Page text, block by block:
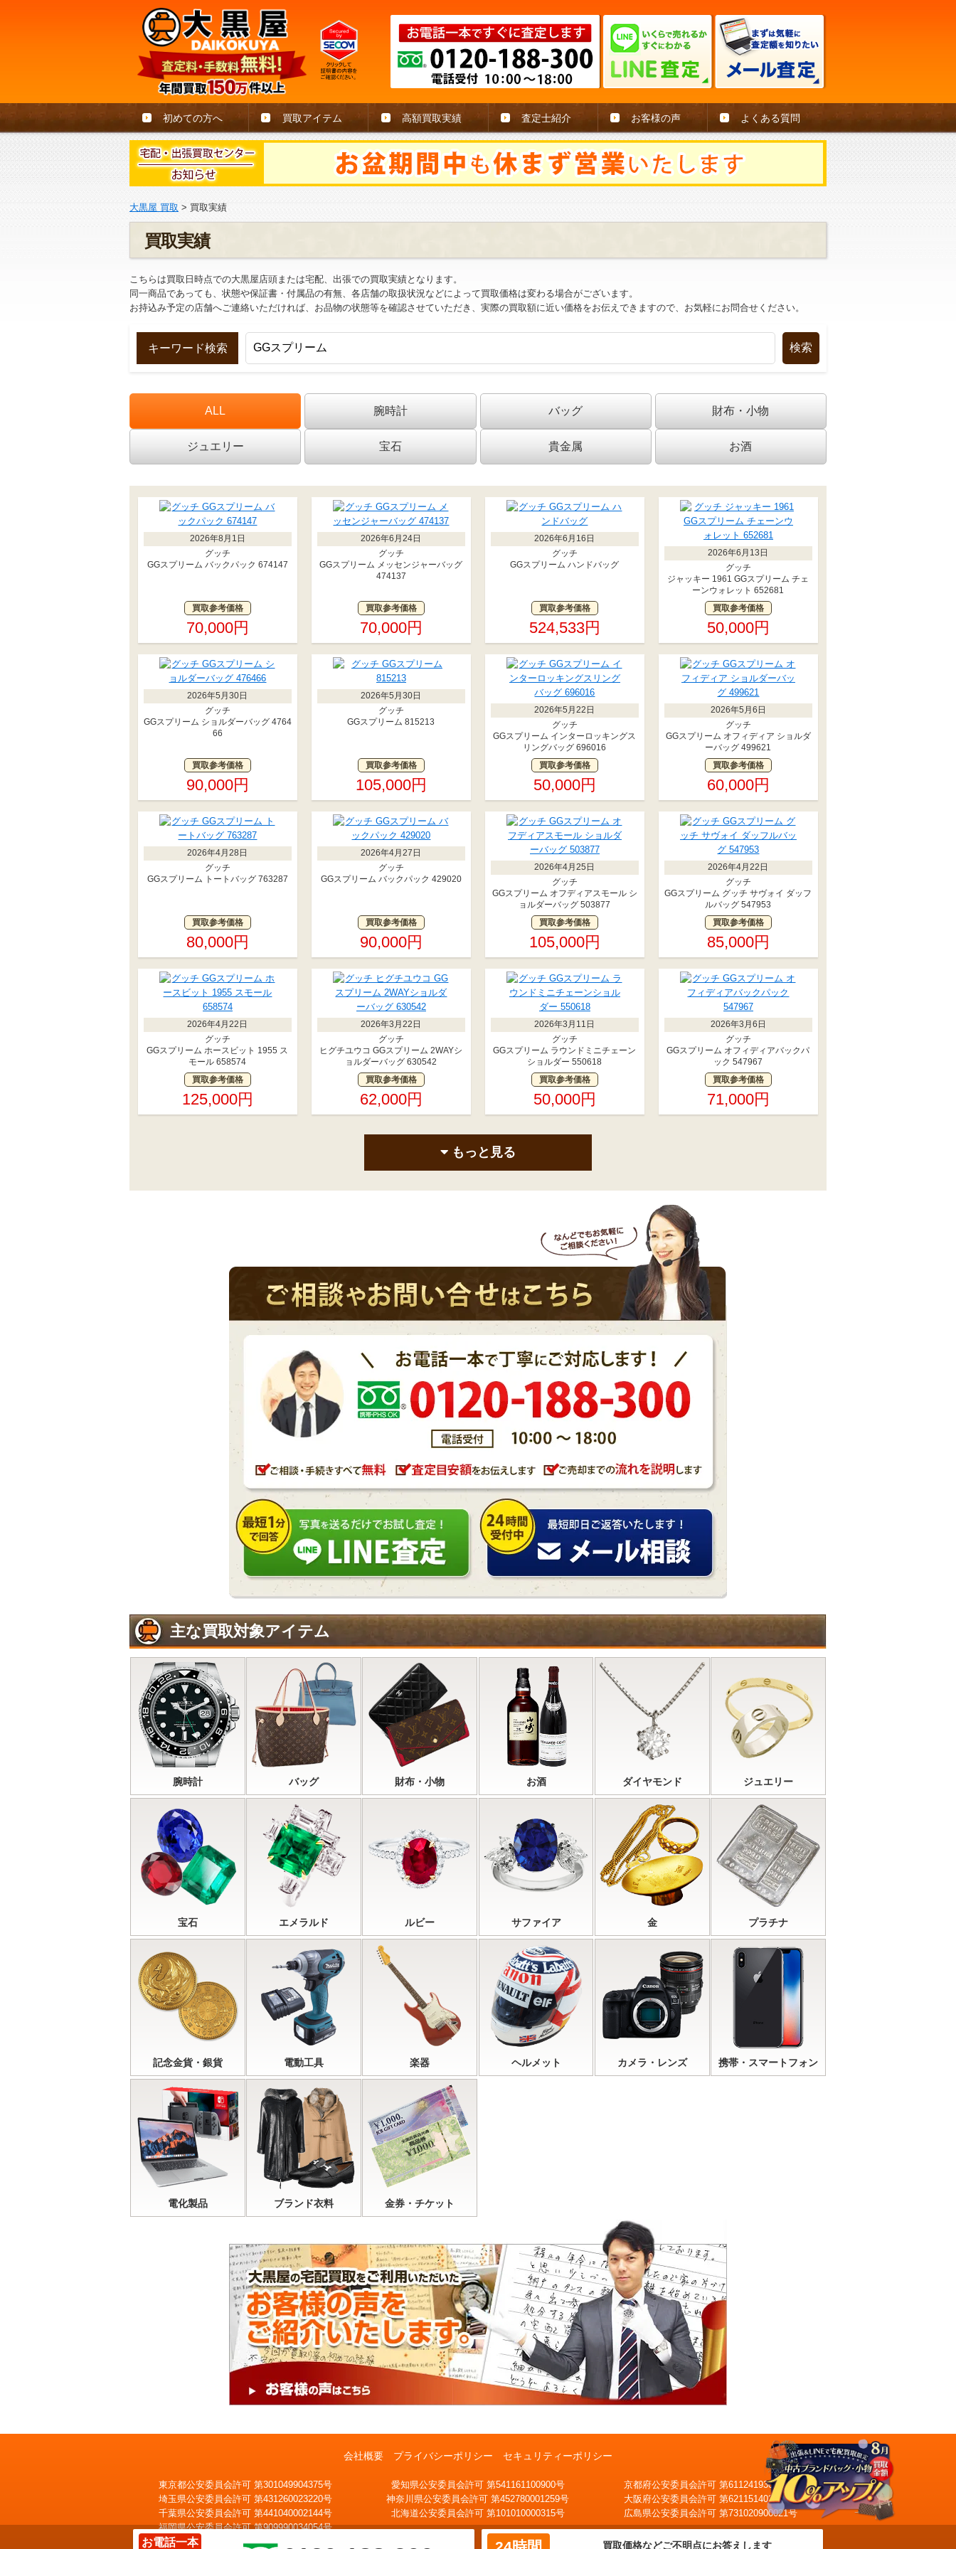
初めての方へ 買取アイテム 高額買取実績 査定士紹介 お客様の声 よくある質問
大黒屋 買取 > 買取実績
買取実績
こちらは買取日時点での大黒屋店頭または宅配、出張での買取実績となります。
同一商品であっても、状態や保証書・付属品の有無、各店舗の取扱状況などによって買取価格は変わる場合がございます。
お持込み予定の店舗へご連絡いただければ、お品物の状態等を確認させていただき、実際の買取額に近い価格をお伝えできますので、お気軽にお問合せください。
キーワード検索
ALL 腕時計 バッグ 財布・小物
ジュエリー 宝石 貴金属 お酒
2026年8月1日
グッチ
GGスプリーム バックパック 674147
買取参考価格
70,000円
2026年6月24日
グッチ
GGスプリーム メッセンジャーバッグ
474137
買取参考価格
70,000円
2026年6月16日
グッチ
GGスプリーム ハンドバッグ
買取参考価格
524,533円
2026年6月13日
グッチ
ジャッキー 1961 GGスプリーム チェ
ーンウォレット 652681
買取参考価格
50,000円
2026年5月30日
グッチ
GGスプリーム ショルダーバッグ 4764
66
買取参考価格
90,000円
2026年5月30日
グッチ
GGスプリーム 815213
買取参考価格
105,000円
2026年5月22日
グッチ
GGスプリーム インターロッキングス
リングバッグ 696016
買取参考価格
50,000円
2026年5月6日
グッチ
GGスプリーム オフィディア ショルダ
ーバッグ 499621
買取参考価格
60,000円
2026年4月28日
グッチ
GGスプリーム トートバッグ 763287
買取参考価格
80,000円
2026年4月27日
グッチ
GGスプリーム バックパック 429020
買取参考価格
90,000円
2026年4月25日
グッチ
GGスプリーム オフディアスモール シ
ョルダーバッグ 503877
買取参考価格
105,000円
2026年4月22日
グッチ
GGスプリーム グッチ サヴォイ ダッフ
ルバッグ 547953
買取参考価格
85,000円
2026年4月22日
グッチ
GGスプリーム ホースビット 1955 ス
モール 658574
買取参考価格
125,000円
2026年3月22日
グッチ
ヒグチユウコ GGスプリーム 2WAYシ
ョルダーバッグ 630542
買取参考価格
62,000円
2026年3月11日
グッチ
GGスプリーム ラウンドミニチェーン
ショルダー 550618
買取参考価格
50,000円
2026年3月6日
グッチ
GGスプリーム オフィディアバックパ
ック 547967
買取参考価格
71,000円
もっと見る
主な買取対象アイテム
腕時計 バッグ 財布・小物 お酒 ダイヤモンド ジュエリー
宝石 エメラルド ルビー サファイア 金 プラチナ
記念金貨・銀貨 電動工具 楽器 ヘルメット カメラ・レンズ 携帯・スマートフォン
電化製品 ブランド衣料 金券・チケット
お電話一本 買取価格などご不明点にお答えします
いくらで売れるかすぐわかる
LINE査定
気軽に査定額を知りたい
メール査定
家から出ないで手続終了
無料宅配キッ
ト
自宅へ査定員がお伺い
出張買取
会社概要 プライバシーポリシー セキュリティーポリシー
東京都公安委員会許可 第301049904375号
埼玉県公安委員会許可 第431260023220号
千葉県公安委員会許可 第441040002144号
愛知県公安委員会許可 第541161100900号
神奈川県公安委員会許可 第452780001259号
北海道公安委員会許可 第101010000315号
京都府公安委員会許可 第611241930028号
大阪府公安委員会許可 第621151403749号
広島県公安委員会許可 第731020900021号
福岡県公安委員会許可 第909990034054号